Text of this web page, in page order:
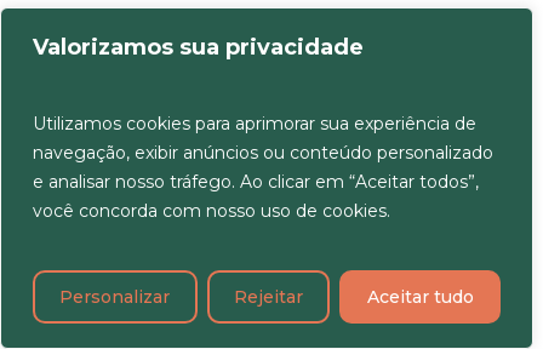
Valorizamos sua privacidade
Utilizamos cookies para aprimorar sua experiência de
navegação, exibir anúncios ou conteúdo personalizado
e analisar nosso tráfego. Ao clicar em “Aceitar todos”,
você concorda com nosso uso de cookies.
Personalizar Rejeitar Aceitar tudo
Committe e, quando relevante,
Vale mencionar que, caso seja
do desejo das partes envolvidas
importante que haja uma
cláusula de eleição de foro no